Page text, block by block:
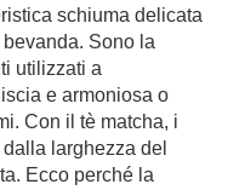
schiuma delicata
Sono la
utilizzati a
e armoniosa o
Con il tè matcha, i
larghezza del
Ecco perché la